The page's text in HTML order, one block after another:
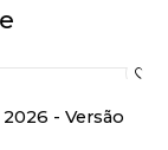
- Versão